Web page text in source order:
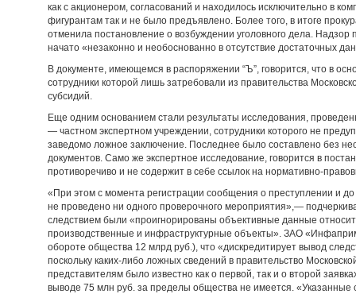
как с акционером, согласований и находилось исключительно в
фигурантам так и не было предъявлено. Более того, в итоге
отменила постановление о возбуждении уголовного дела.
начато «незаконно и необоснованно в отсутствие достаточных
В документе, имеющемся в распоряжении “Ъ”, говорится, что в
сотрудники которой лишь затребовали из правительства
субсидий.
Еще одним основанием стали результаты исследования,
— частном экспертном учреждении, сотрудники которого не
заведомо ложное заключение. Последнее было составлено без
документов. Само же экспертное исследование, говорится в
противоречиво и не содержит в себе ссылок на нормативно-
«При этом с момента регистрации сообщения о преступлении и
не проведено ни одного проверочного мероприятия»,—
следствием были «проигнорированы объективные данные
производственные и инфраструктурные объекты». ЗАО
обороте общества 12 млрд руб.), что «дискредитирует вывод
поскольку каких-либо ложных сведений в правительство
представителям было известно как о первой, так и о второй
выводе 75 млн руб. за пределы общества не имеется.